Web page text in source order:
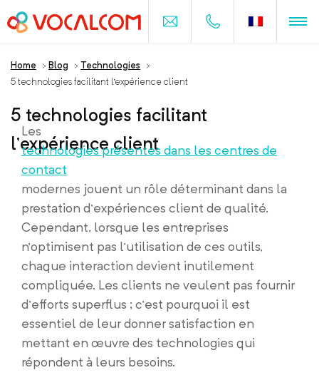
Home > Blog > Technologies
>
5 technologies facilitant l’expérience client
5 technologies facilitant
l’expérience client
Les
technologies présentes dans les centres de
contact
modernes jouent un rôle déterminant dans la
prestation d’expériences client de qualité.
Cependant, lorsque les entreprises
n’optimisent pas l’utilisation de ces outils,
chaque interaction devient inutilement
compliquée. Les clients ne veulent pas fournir
d’efforts superflus ; c’est pourquoi il est
essentiel de leur donner satisfaction en
mettant en œuvre des technologies qui
répondent à leurs besoins.